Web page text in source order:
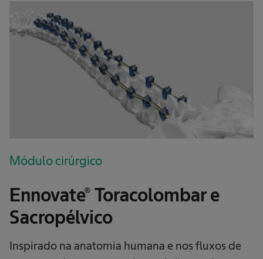
Módulo cirúrgico
Ennovate® Toracolombar e
Sacropélvico
Inspirado na anatomia humana e nos fluxos de